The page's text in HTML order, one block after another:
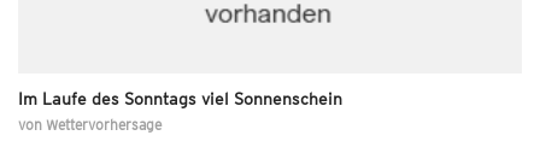
Im Laufe des Sonntags viel Sonnenschein
von Wettervorhersage